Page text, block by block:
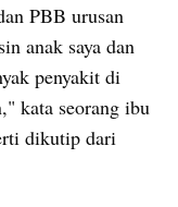
PBB urusan
anak saya dan
penyakit di
kata seorang ibu